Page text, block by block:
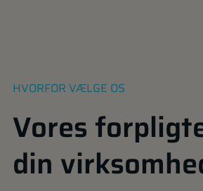
HVORFOR VÆLGE OS
Vores
din